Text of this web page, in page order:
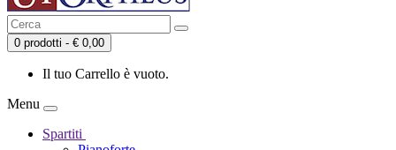
0 prodotti - € 0,00
Il tuo Carrello è vuoto.
Menu
Spartiti